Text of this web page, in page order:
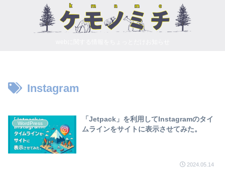
Instagram
WordPress
「Jetpack」を利用してInstagramのタイ
ムラインをサイトに表示させてみた。
2024.05.14